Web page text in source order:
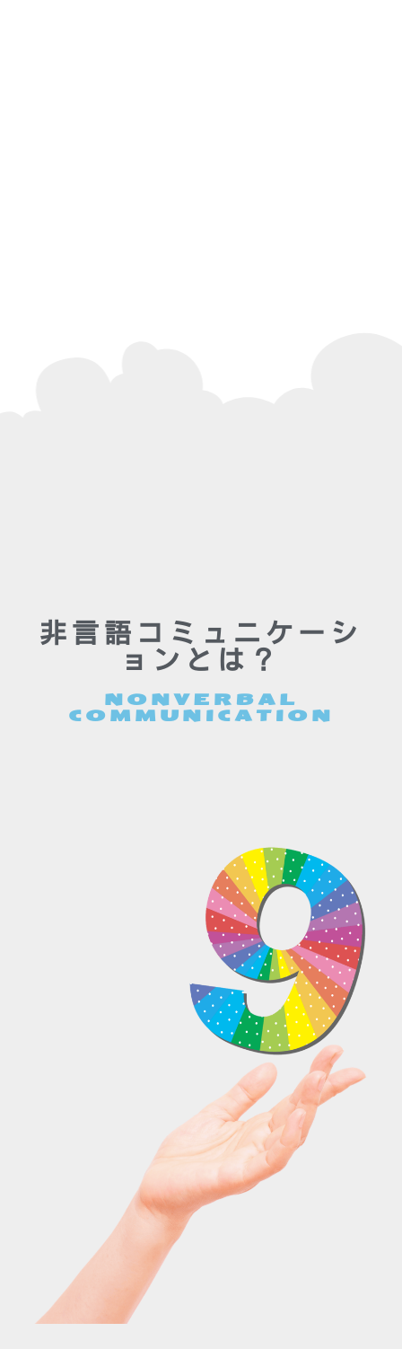
非言語コミュニケーシ
ョンとは？
NONVERBAL
COMMUNICATION